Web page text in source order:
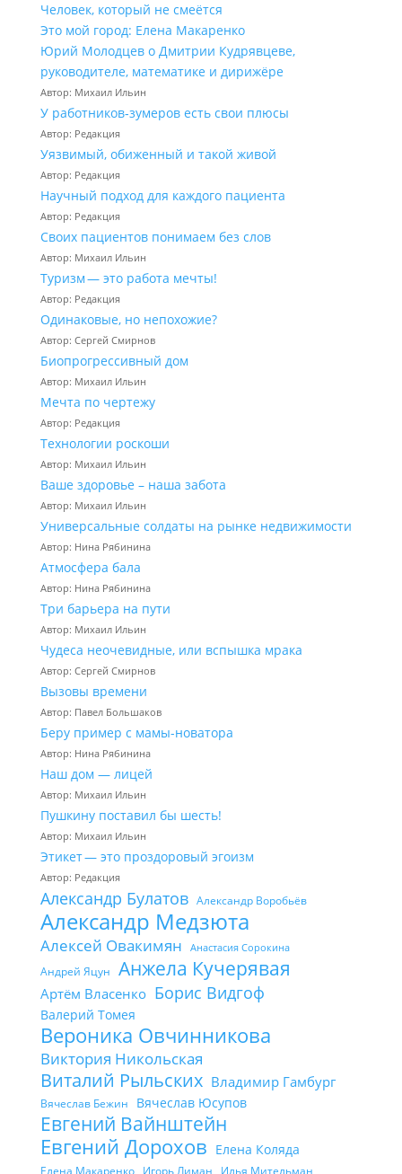
Человек, который не смеётся
Это мой город: Елена Макаренко
Юрий Молодцев о Дмитрии Кудрявцеве,
руководителе, математике и дирижёре
Автор: Михаил Ильин
У работников‑зумеров есть свои плюсы
Автор: Редакция
Уязвимый, обиженный и такой живой
Автор: Редакция
Научный подход для каждого пациента
Автор: Редакция
Своих пациентов понимаем без слов
Автор: Михаил Ильин
Туризм — это работа мечты!
Автор: Редакция
Одинаковые, но непохожие?
Автор: Сергей Смирнов
Биопрогрессивный дом
Автор: Михаил Ильин
Мечта по чертежу
Автор: Редакция
Технологии роскоши
Автор: Михаил Ильин
Ваше здоровье – наша забота
Автор: Михаил Ильин
Универсальные солдаты на рынке недвижимости
Автор: Нина Рябинина
Атмосфера бала
Автор: Нина Рябинина
Три барьера на пути
Автор: Михаил Ильин
Чудеса неочевидные, или вспышка мрака
Автор: Сергей Смирнов
Вызовы времени
Автор: Павел Большаков
Беру пример с мамы-новатора
Автор: Нина Рябинина
Наш дом — лицей
Автор: Михаил Ильин
Пушкину поставил бы шесть!
Автор: Михаил Ильин
Этикет — это проздоровый эгоизм
Автор: Редакция
Александр Булатов Александр Воробьёв
Александр Медзюта
Алексей Овакимян Анастасия Сорокина
Андрей Яцун Анжела Кучерявая
Артём Власенко Борис Видгоф
Валерий Томея
Вероника Овчинникова
Виктория Никольская
Виталий Рыльских Владимир Гамбург
Вячеслав Бежин Вячеслав Юсупов
Евгений Вайнштейн
Евгений Дорохов Елена Коляда
Елена Макаренко Игорь Лиман Илья Мительман